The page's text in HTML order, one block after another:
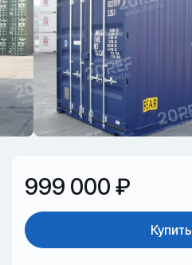
999 000 ₽
Купить